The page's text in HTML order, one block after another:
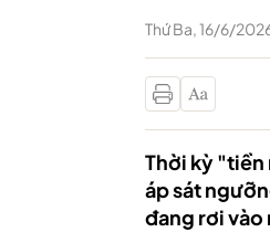
Thứ Ba, 16/6/
Thời kỳ "tiền
áp sát
đang rơi